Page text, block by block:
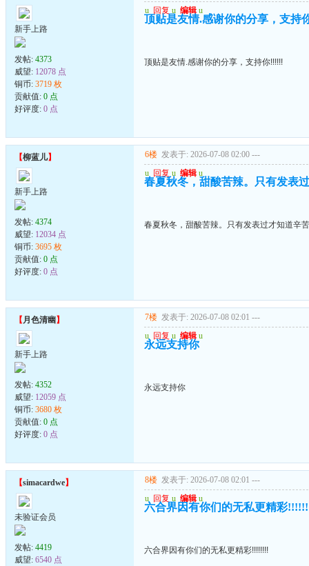
新手上路
发帖: 4373
威望: 12078 点
铜币: 3719 枚
贡献值: 0 点
好评度: 0 点
u 回复 u 编辑 u
顶贴是友情.感谢你的分享，支持
顶贴是友情.感谢你的分享，支持你!!!!!!
【柳蓝儿】
新手上路
发帖: 4374
威望: 12034 点
铜币: 3695 枚
贡献值: 0 点
好评度: 0 点
6楼 发表于: 2026-07-08 02:00 ---
u 回复 u 编辑 u
春夏秋冬，甜酸苦辣。只有发表
春夏秋冬，甜酸苦辣。只有发表过才知道辛
【月色清幽 】
新手上路
发帖: 4352
威望: 12059 点
铜币: 3680 枚
贡献值: 0 点
好评度: 0 点
7楼 发表于: 2026-07-08 02:01 ---
u 回复 u 编辑 u
永远支持你
永远支持你
【simacardwe】
未验证会员
发帖: 4419
威望: 6540 点
8楼 发表于: 2026-07-08 02:01 ---
u 回复 u 编辑 u
六合界因有你们的无私更精彩
六合界因有你们的无私更精彩!!!!!!!!